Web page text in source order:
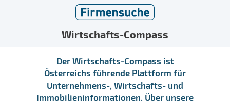
Wirtschafts-Compass
Der Wirtschafts-Compass ist
Österreichs führende Plattform für
Unternehmens-, Wirtschafts- und
Immobilieninformationen. Über unsere